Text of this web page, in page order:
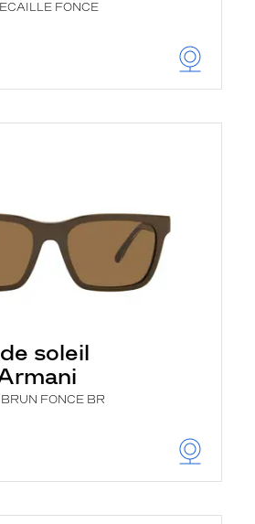
FONCE
soleil
FONCE BR